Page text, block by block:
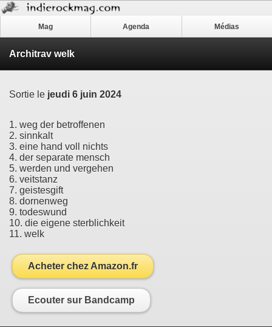
Mag Agenda Médias
Architrav welk
Sortie le jeudi 6 juin 2024
1. weg der betroffenen
2. sinnkalt
3. eine hand voll nichts
4. der separate mensch
5. werden und vergehen
6. veitstanz
7. geistesgift
8. dornenweg
9. todeswund
10. die eigene sterblichkeit
11. welk
Acheter chez Amazon.fr
Ecouter sur Bandcamp